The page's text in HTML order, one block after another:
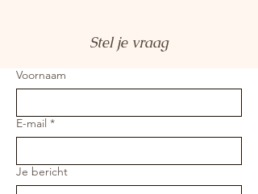
Stel je vraag
Voornaam
E-mail *
Je bericht